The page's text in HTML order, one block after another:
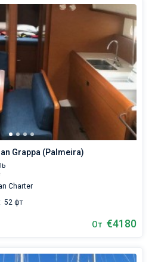
Grappa (Palmeira)
Charter
52 фт
От €4180